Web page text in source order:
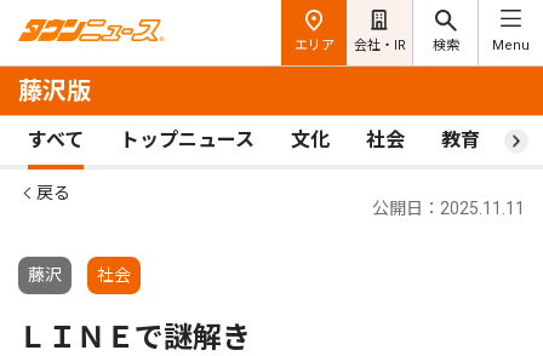
エリア 会社・IR 検索 Menu
藤沢版
すべて トップニュース 文化 社会 教育 ス
戻る
藤沢 社会
公開日：2025.11.11
ＬＩＮＥで謎解き